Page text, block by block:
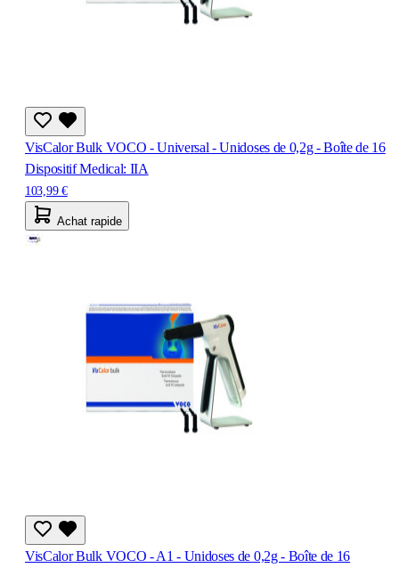
VisCalor Bulk VOCO - Universal - Unidoses de 0,2g - Boîte de 16
Dispositif Medical: IIA
103,99 €
Achat rapide
VisCalor Bulk VOCO - A1 - Unidoses de 0,2g - Boîte de 16